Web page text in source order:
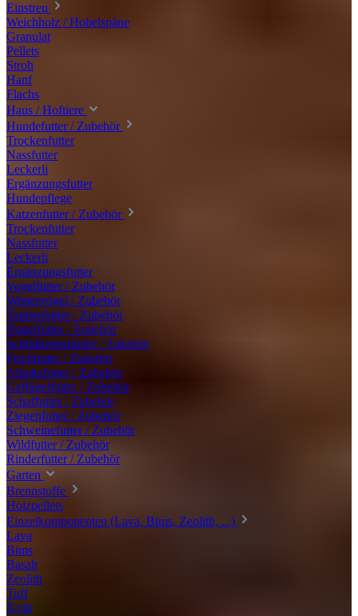
Einstreu
Weichholz / Hobelspäne
Granulat
Pellets
Stroh
Hanf
Flachs
Haus / Hoftiere
Hundefutter / Zubehör
Trockenfutter
Nassfutter
Leckerli
Ergänzungsfutter
Hundepflege
Katzenfutter / Zubehör
Trockenfutter
Nassfutter
Leckerli
Ergänzungsfutter
Vogelfutter / Zubehör
Wintervögel / Zubehör
Taubenfutter / Zubehör
Nagerfutter / Zubehör
Schildkrötenfutter / Zubehör
Fischfutter / Zubehör
Alpakafutter / Zubehör
Geflügelfutter / Zubehör
Schaffutter / Zubehör
Ziegenfutter / Zubehör
Schweinefutter / Zubehör
Wildfutter / Zubehör
Rinderfutter / Zubehör
Garten
Brennstoffe
Holzpellets
Einzelkomponenten (Lava, Bims, Zeolith, ...)
Lava
Bims
Basalt
Zeolith
Tuff
Xylit